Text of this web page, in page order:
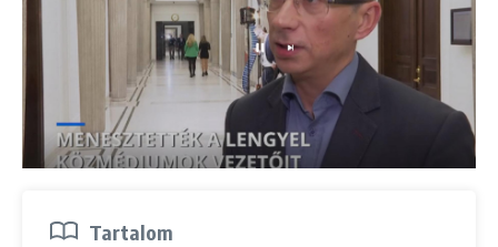
Tartalom